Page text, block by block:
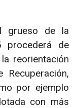
grueso de la
procederá de
reorientación
por ejemplo
con más